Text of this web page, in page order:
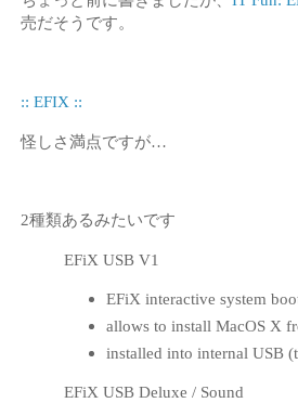
売だそうです。
:: EFIX ::
怪しさ満点ですが…
2種類あるみたいです
EFiX USB V1
EFiX interactive system
allows to install MacOS X
installed into internal USB
EFiX USB Deluxe / Sound